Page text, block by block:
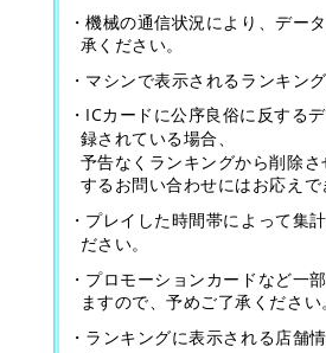
・機械の通信状況により、デー
承ください。
・マシンで表示されるランキン
・ICカードに公序良俗に反する
録されている場合、
予告なくランキングから削除
するお問い合わせにはお応え
・プレイした時間帯によって集
ださい。
・プロモーションカードなど一
ますので、予めご了承ください。
・ランキングに表示される店舗